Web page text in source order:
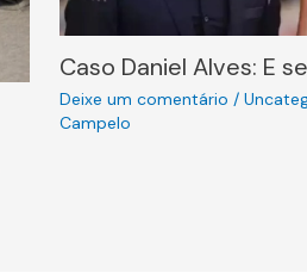
Caso Daniel Alves: E
Deixe um comentário /
Campelo